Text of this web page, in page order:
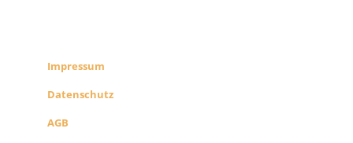
Impressum
Datenschutz
AGB